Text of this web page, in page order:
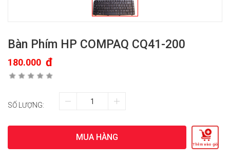
Bàn Phím HP COMPAQ CQ41-200
180.000 đ
SỐ LƯỢNG:
MUA HÀNG
Thêm vào giỏ